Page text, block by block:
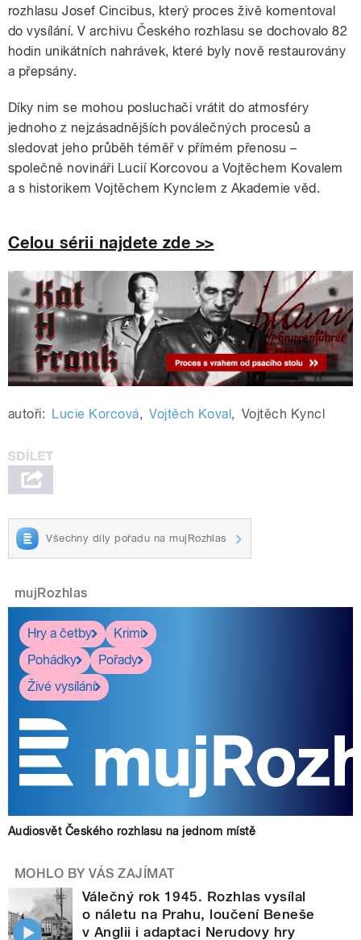
rozhlasu Josef Cincibus, který proces živě komentoval
do vysílání. V archivu Českého rozhlasu se dochovalo 82
hodin unikátních nahrávek, které byly nově restaurovány
a přepsány.
Díky nim se mohou posluchači vrátit do atmosféry
jednoho z nejzásadnějších poválečných procesů a
sledovat jeho průběh téměř v přímém přenosu –
společně novináři Lucií Korcovou a Vojtěchem Kovalem
a s historikem Vojtěchem Kynclem z Akademie věd.
Celou sérii najdete zde >>
autoři: Lucie Korcová, Vojtěch Koval, Vojtěch Kyncl
Všechny díly pořadu na mujRozhlas
mujRozhlas
Hry a četby
Krimi
Pohádky
Pořady
Živé vysílání
Audiosvět Českého rozhlasu na jednom místě
MOHLO BY VÁS ZAJÍMAT
Válečný rok 1945. Rozhlas vysílal
o náletu na Prahu, loučení Beneše
v Anglii i adaptaci Nerudovy hry